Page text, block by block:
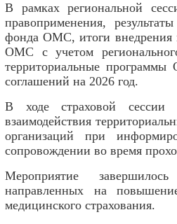
В рамках региональной
правоприменения,
фонда ОМС, итоги внедрения
ОМС с учетом
территориальные
соглашений на 2026 год.
В ходе страховой сессии
взаимодействия
организаций при
сопровождении во время
Мероприятие
направленных на
медицинского страхования.